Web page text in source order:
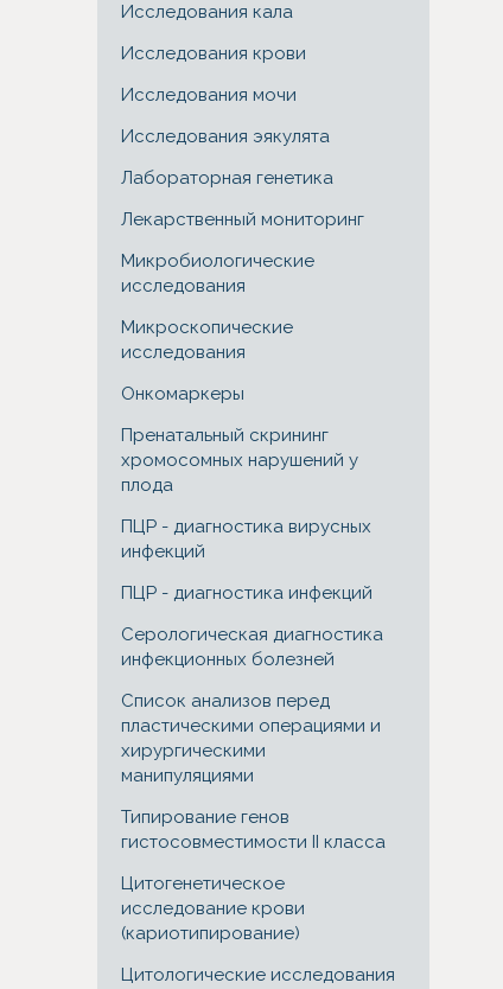
Исследования кала
Исследования крови
Исследования мочи
Исследования эякулята
Лабораторная генетика
Лекарственный мониторинг
Микробиологические
исследования
Микроскопические
исследования
Онкомаркеры
Пренатальный скрининг
хромосомных нарушений у
плода
ПЦР - диагностика вирусных
инфекций
ПЦР - диагностика инфекций
Серологическая диагностика
инфекционных болезней
Список анализов перед
пластическими операциями и
хирургическими
манипуляциями
Типирование генов
гистосовместимости II класса
Цитогенетическое
исследование крови
(кариотипирование)
Цитологические исследования